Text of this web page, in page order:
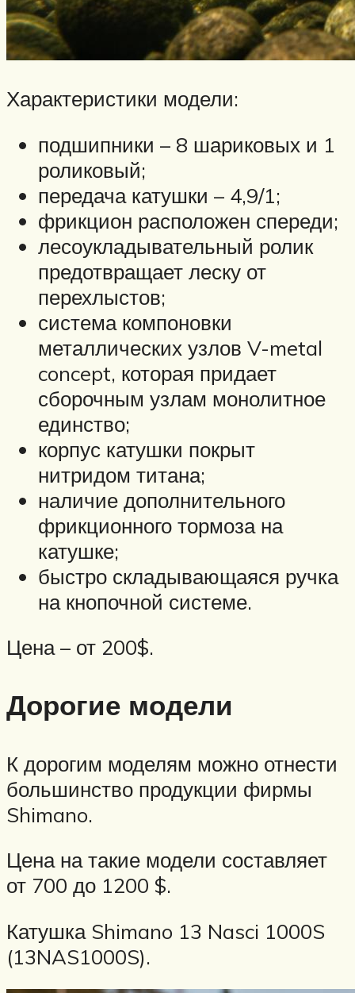
Характеристики модели:
подшипники – 8 шариковых и 1
роликовый;
передача катушки – 4,9/1;
фрикцион расположен спереди;
лесоукладывательный ролик
предотвращает леску от
перехлыстов;
система компоновки
металлических узлов V-metal
concept, которая придает
сборочным узлам монолитное
единство;
корпус катушки покрыт
нитридом титана;
наличие дополнительного
фрикционного тормоза на
катушке;
быстро складывающаяся ручка
на кнопочной системе.
Цена – от 200$.
Дорогие модели
К дорогим моделям можно отнести
большинство продукции фирмы
Shimano.
Цена на такие модели составляет
от 700 до 1200 $.
Катушка Shimano 13 Nasci 1000S
(13NAS1000S).